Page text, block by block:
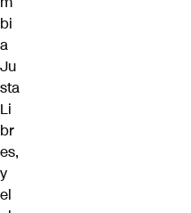
bi
a
Ju
sta
Li
br
es,
y
el